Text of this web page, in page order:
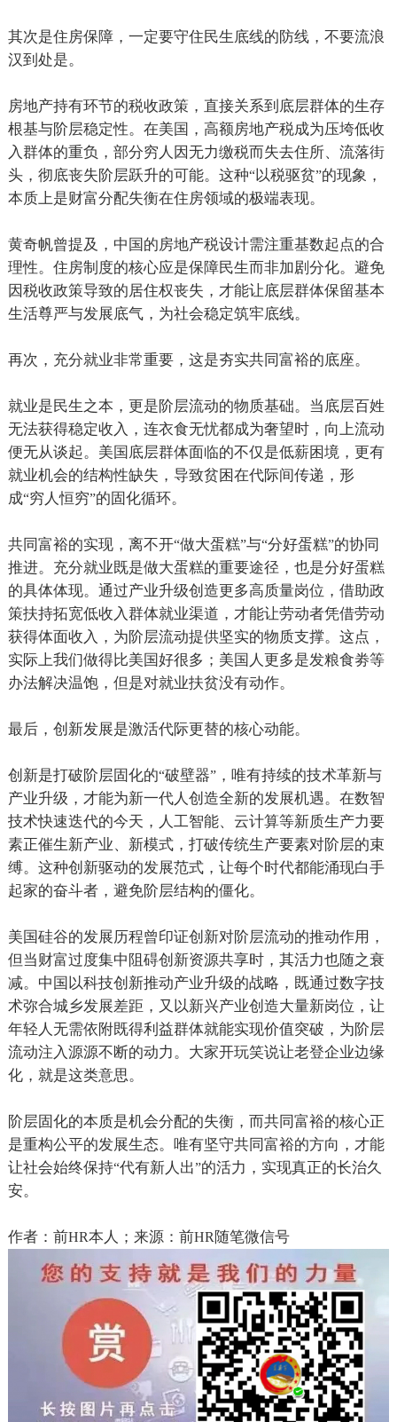
其次是住房保障，一定要守住民生底线的防线，不要流浪
汉到处是。
房地产持有环节的税收政策，直接关系到底层群体的生存
根基与阶层稳定性。在美国，高额房地产税成为压垮低收
入群体的重负，部分穷人因无力缴税而失去住所、流落街
头，彻底丧失阶层跃升的可能。这种“以税驱贫”的现象，
本质上是财富分配失衡在住房领域的极端表现。
黄奇帆曾提及，中国的房地产税设计需注重基数起点的合
理性。住房制度的核心应是保障民生而非加剧分化。避免
因税收政策导致的居住权丧失，才能让底层群体保留基本
生活尊严与发展底气，为社会稳定筑牢底线。
再次，充分就业非常重要，这是夯实共同富裕的底座。
就业是民生之本，更是阶层流动的物质基础。当底层百姓
无法获得稳定收入，连衣食无忧都成为奢望时，向上流动
便无从谈起。美国底层群体面临的不仅是低薪困境，更有
就业机会的结构性缺失，导致贫困在代际间传递，形
成“穷人恒穷”的固化循环。
共同富裕的实现，离不开“做大蛋糕”与“分好蛋糕”的协同
推进。充分就业既是做大蛋糕的重要途径，也是分好蛋糕
的具体体现。通过产业升级创造更多高质量岗位，借助政
策扶持拓宽低收入群体就业渠道，才能让劳动者凭借劳动
获得体面收入，为阶层流动提供坚实的物质支撑。这点，
实际上我们做得比美国好很多；美国人更多是发粮食劵等
办法解决温饱，但是对就业扶贫没有动作。
最后，创新发展是激活代际更替的核心动能。
创新是打破阶层固化的“破壁器”，唯有持续的技术革新与
产业升级，才能为新一代人创造全新的发展机遇。在数智
技术快速迭代的今天，人工智能、云计算等新质生产力要
素正催生新产业、新模式，打破传统生产要素对阶层的束
缚。这种创新驱动的发展范式，让每个时代都能涌现白手
起家的奋斗者，避免阶层结构的僵化。
美国硅谷的发展历程曾印证创新对阶层流动的推动作用，
但当财富过度集中阻碍创新资源共享时，其活力也随之衰
减。中国以科技创新推动产业升级的战略，既通过数字技
术弥合城乡发展差距，又以新兴产业创造大量新岗位，让
年轻人无需依附既得利益群体就能实现价值突破，为阶层
流动注入源源不断的动力。大家开玩笑说让老登企业边缘
化，就是这类意思。
阶层固化的本质是机会分配的失衡，而共同富裕的核心正
是重构公平的发展生态。唯有坚守共同富裕的方向，才能
让社会始终保持“代有新人出”的活力，实现真正的长治久
安。
作者：前HR本人；来源：前HR 随笔微信号